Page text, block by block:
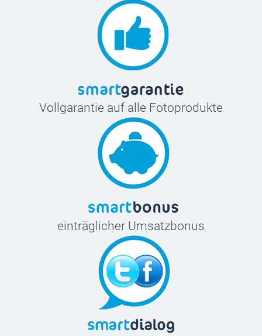
Vollgarantie auf alle Fotoprodukte
einträglicher Umsatzbonus